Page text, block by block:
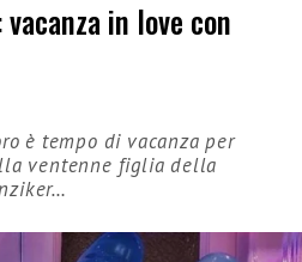
in love con
è tempo di vacanza per
ventenne figlia della